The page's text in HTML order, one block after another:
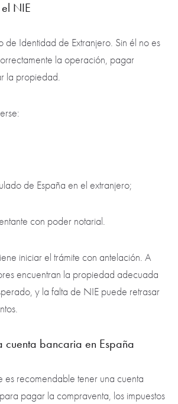
NIE
de Identidad de Extranjero. Sin él no es
la operación, pagar
la propiedad.
de España en el extranjero;
con poder notarial.
iniciar el trámite con antelación. A
encuentran la propiedad adecuada
y la falta de NIE puede retrasar
cuenta bancaria en España
es recomendable tener una cuenta
pagar la compraventa, los impuestos